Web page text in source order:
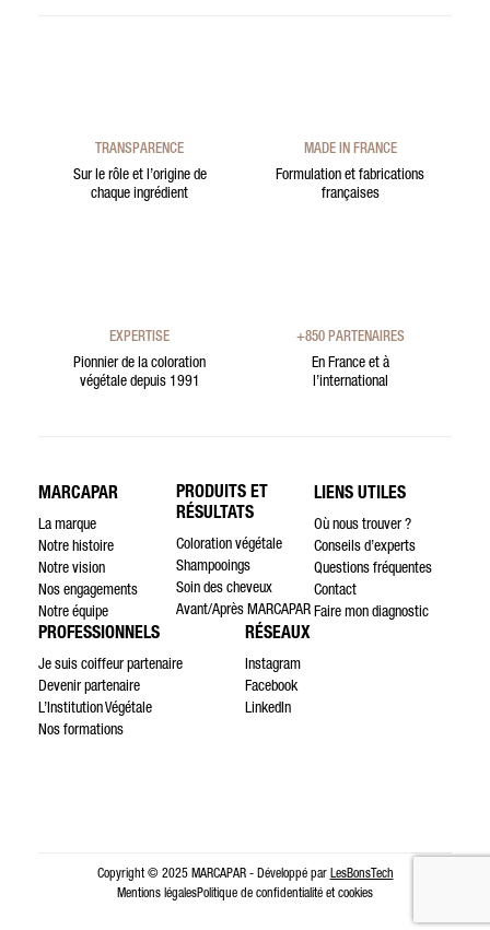
TRANSPARENCE
Sur le rôle et l’origine de
chaque ingrédient
MADE IN FRANCE
Formulation et fabrications
françaises
EXPERTISE
Pionnier de la coloration
végétale depuis 1991
+850 PARTENAIRES
En France et à
l’international
MARCAPAR
La marque
Notre histoire
Notre vision
Nos engagements
Notre équipe
PRODUITS ET
RÉSULTATS
Coloration végétale
Shampooings
Soin des cheveux
Avant/Après MARCAPAR
LIENS UTILES
Où nous trouver ?
Conseils d’experts
Questions fréquentes
Contact
Faire mon diagnostic
PROFESSIONNELS
Je suis coiffeur partenaire
Devenir partenaire
L’Institution Végétale
Nos formations
RÉSEAUX
Instagram
Facebook
LinkedIn
Copyright © 2025 MARCAPAR - Développé par LesBonsTech
Mentions légalesPolitique de confidentialité et cookies